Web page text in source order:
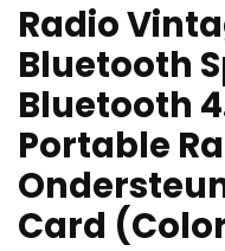
Radio
Bluetooth
Bluetooth
Portable
Card